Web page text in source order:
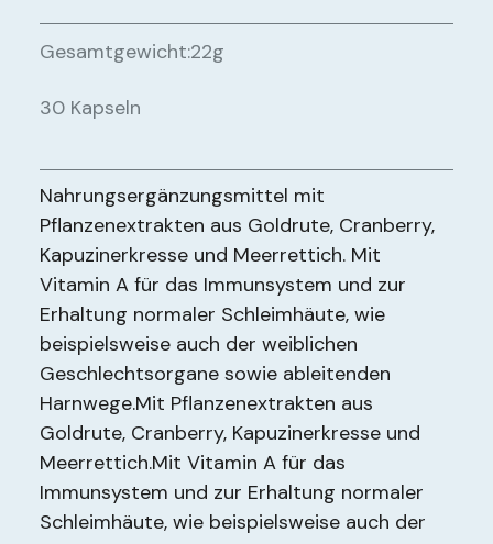
Gesamtgewicht:22g
30 Kapseln
Nahrungsergänzungsmittel mit
Pflanzenextrakten aus Goldrute, Cranberry,
Kapuzinerkresse und Meerrettich. Mit
Vitamin A für das Immunsystem und zur
Erhaltung normaler Schleimhäute, wie
beispielsweise auch der weiblichen
Geschlechtsorgane sowie ableitenden
Harnwege.Mit Pflanzenextrakten aus
Goldrute, Cranberry, Kapuzinerkresse und
Meerrettich.Mit Vitamin A für das
Immunsystem und zur Erhaltung normaler
Schleimhäute, wie beispielsweise auch der